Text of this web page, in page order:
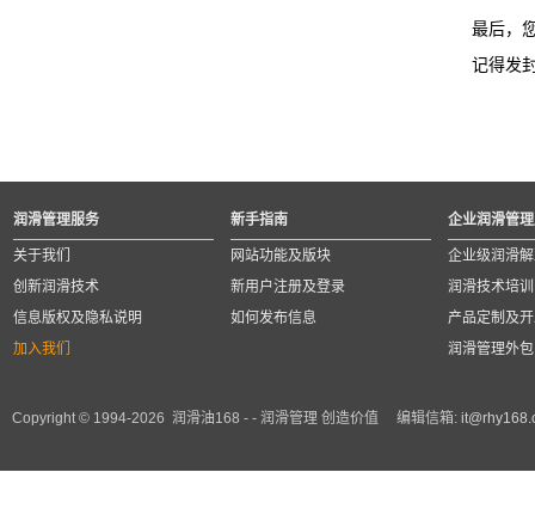
最后，
记得发
润滑管理服务
关于我们
创新润滑技术
信息版权及隐私说明
加入我们
新手指南
网站功能及版块
新用户注册及登录
如何发布信息
企业润滑管
企业级润滑
润滑技术培训
产品定制及
润滑管理外包
Copyright © 1994-2026 润滑油168 - - 润滑管理 创造价值 编辑信箱: